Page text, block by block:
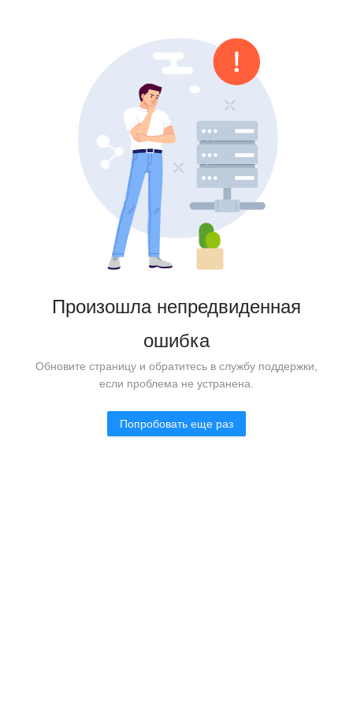
Произошла непредвиденная
ошибка
Обновите страницу и обратитесь в службу поддержки,
если проблема не устранена.
Попробовать еще раз